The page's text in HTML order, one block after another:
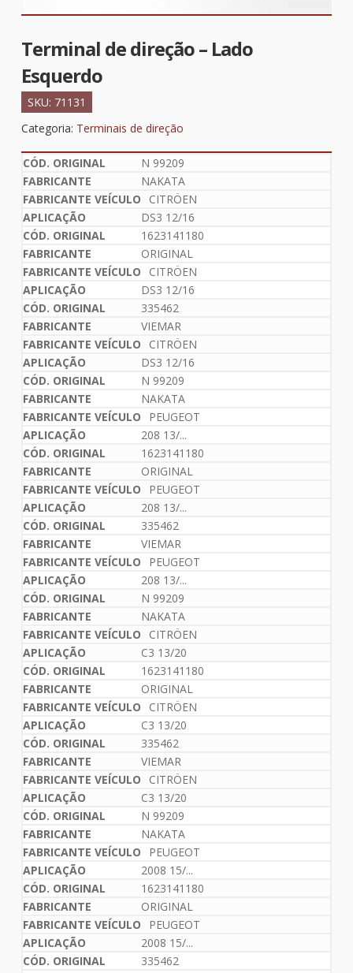
Terminal de direção – Lado
Esquerdo
SKU: 71131
Categoria: Terminais de direção
N 99209
NAKATA
CITRÖEN
DS3 12/16
1623141180
ORIGINAL
CITRÖEN
DS3 12/16
335462
VIEMAR
CITRÖEN
DS3 12/16
N 99209
NAKATA
PEUGEOT
208 13/...
1623141180
ORIGINAL
PEUGEOT
208 13/...
335462
VIEMAR
PEUGEOT
208 13/...
N 99209
NAKATA
CITRÖEN
C3 13/20
1623141180
ORIGINAL
CITRÖEN
C3 13/20
335462
VIEMAR
CITRÖEN
C3 13/20
N 99209
NAKATA
PEUGEOT
2008 15/...
1623141180
ORIGINAL
PEUGEOT
2008 15/...
335462